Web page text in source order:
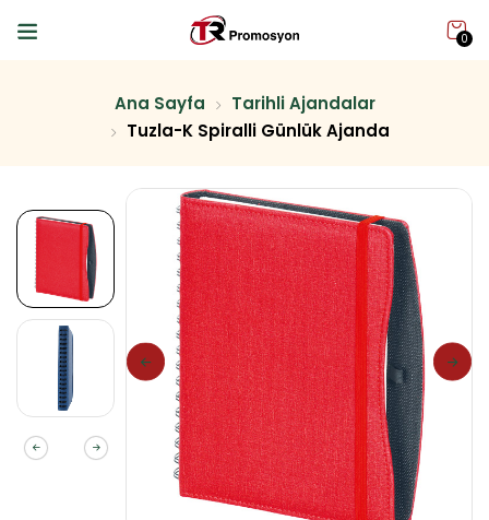
0
Ana Sayfa
Tarihli Ajandalar
Tuzla-K Spiralli Günlük Ajanda